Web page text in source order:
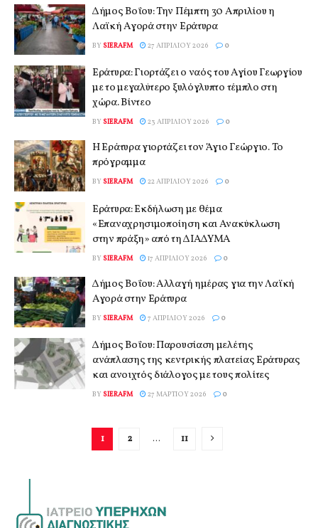
Δήμος Βοΐου: Την Πέμπτη 30 Απριλίου η
Λαϊκή Αγορά στην Εράτυρα
BY SIERAFM 27 ΑΠΡΙΛΊΟΥ 2026 0
Εράτυρα: Γιορτάζει ο ναός του Αγίου Γεωργίου
με το μεγαλύτερο ξυλόγλυπτο τέμπλο στη
χώρα. Βίντεο
BY SIERAFM 23 ΑΠΡΙΛΊΟΥ 2026 0
Η Εράτυρα γιορτάζει τον Άγιο Γεώργιο. Το
πρόγραμμα
BY SIERAFM 22 ΑΠΡΙΛΊΟΥ 2026 0
Εράτυρα: Εκδήλωση με θέμα
«Επαναχρησιμοποίηση και Ανακύκλωση
στην πράξη» από τη ΔΙΑΔΥΜΑ
BY SIERAFM 17 ΑΠΡΙΛΊΟΥ 2026 0
Δήμος Βοΐου: Αλλαγή ημέρας για την Λαϊκή
Αγορά στην Εράτυρα
BY SIERAFM 7 ΑΠΡΙΛΊΟΥ 2026 0
Δήμος Βοΐου: Παρουσίαση μελέτης
ανάπλασης της κεντρικής πλατείας Εράτυρας
και ανοιχτός διάλογος με τους πολίτες
BY SIERAFM 27 ΜΑΡΤΊΟΥ 2026 0
1 2 … 11